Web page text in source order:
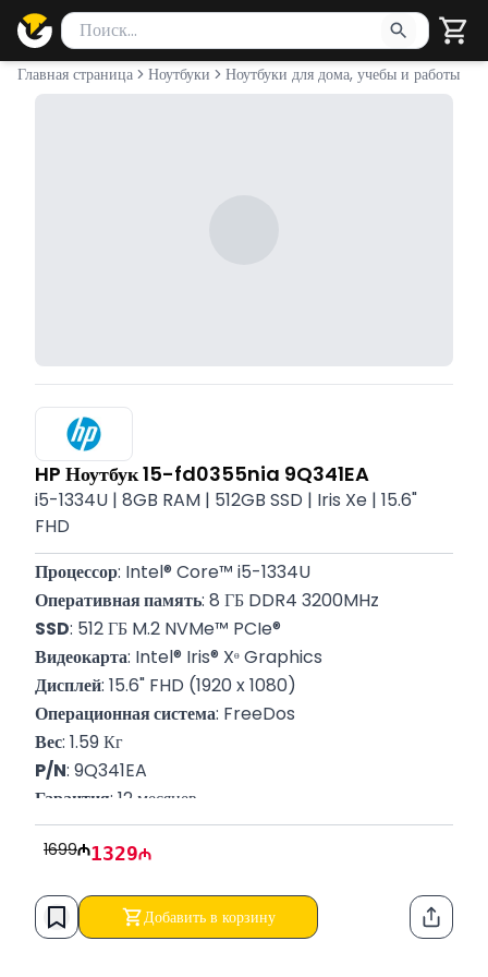
Поиск товаров
Введите минимум 2 символа для поиска. Нажмите Enter
Главная страница Ноутбуки Ноутбуки для дома, учебы и работы
HP Ноутбук 15-fd0355nia 9Q341EA
i5-1334U | 8GB RAM | 512GB SSD | Iris Xe | 15.6"
FHD
Процессор: Intel® Core™ i5-1334U
Оперативная память: 8 ГБ DDR4 3200MHz
SSD: 512 ГБ M.2 NVMe™ PCIe®
Видеокарта: Intel® Iris® Xᶱ Graphics
Дисплей: 15.6" FHD (1920 x 1080)
Операционная система: FreeDos
Вес: 1.59 Кг
P/N: 9Q341EA
Гарантия: 12 месяцев
1699 1329
Добавить в корзину